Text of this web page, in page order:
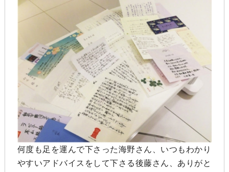
何度も足を運んで下さった海野さん、いつもわかり
やすいアドバイスをして下さる後藤さん、ありがと